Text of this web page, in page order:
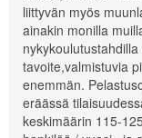
liittyvän myös
ainakin monilla
tavoite,valmistuvia
enemmän.
eräässä
keskimäärin 115-